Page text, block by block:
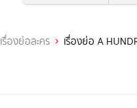
เรื่องย่อละคร เรื่องย่อ A